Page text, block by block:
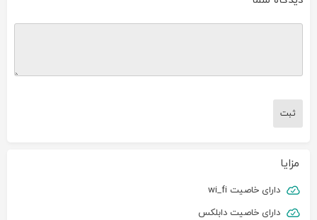
مزایا
دارای خاصیت wi_fi
دارای خاصیت دابلکس